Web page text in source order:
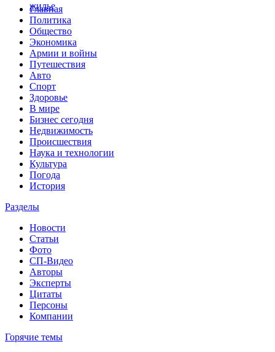
жилье
Главная
Политика
Общество
Экономика
Армии и войны
Путешествия
Авто
Спорт
Здоровье
В мире
Бизнес сегодня
Недвижимость
Происшествия
Наука и технологии
Культура
Погода
История
Разделы
Новости
Статьи
Фото
СП-Видео
Авторы
Эксперты
Цитаты
Персоны
Компании
Горячие темы